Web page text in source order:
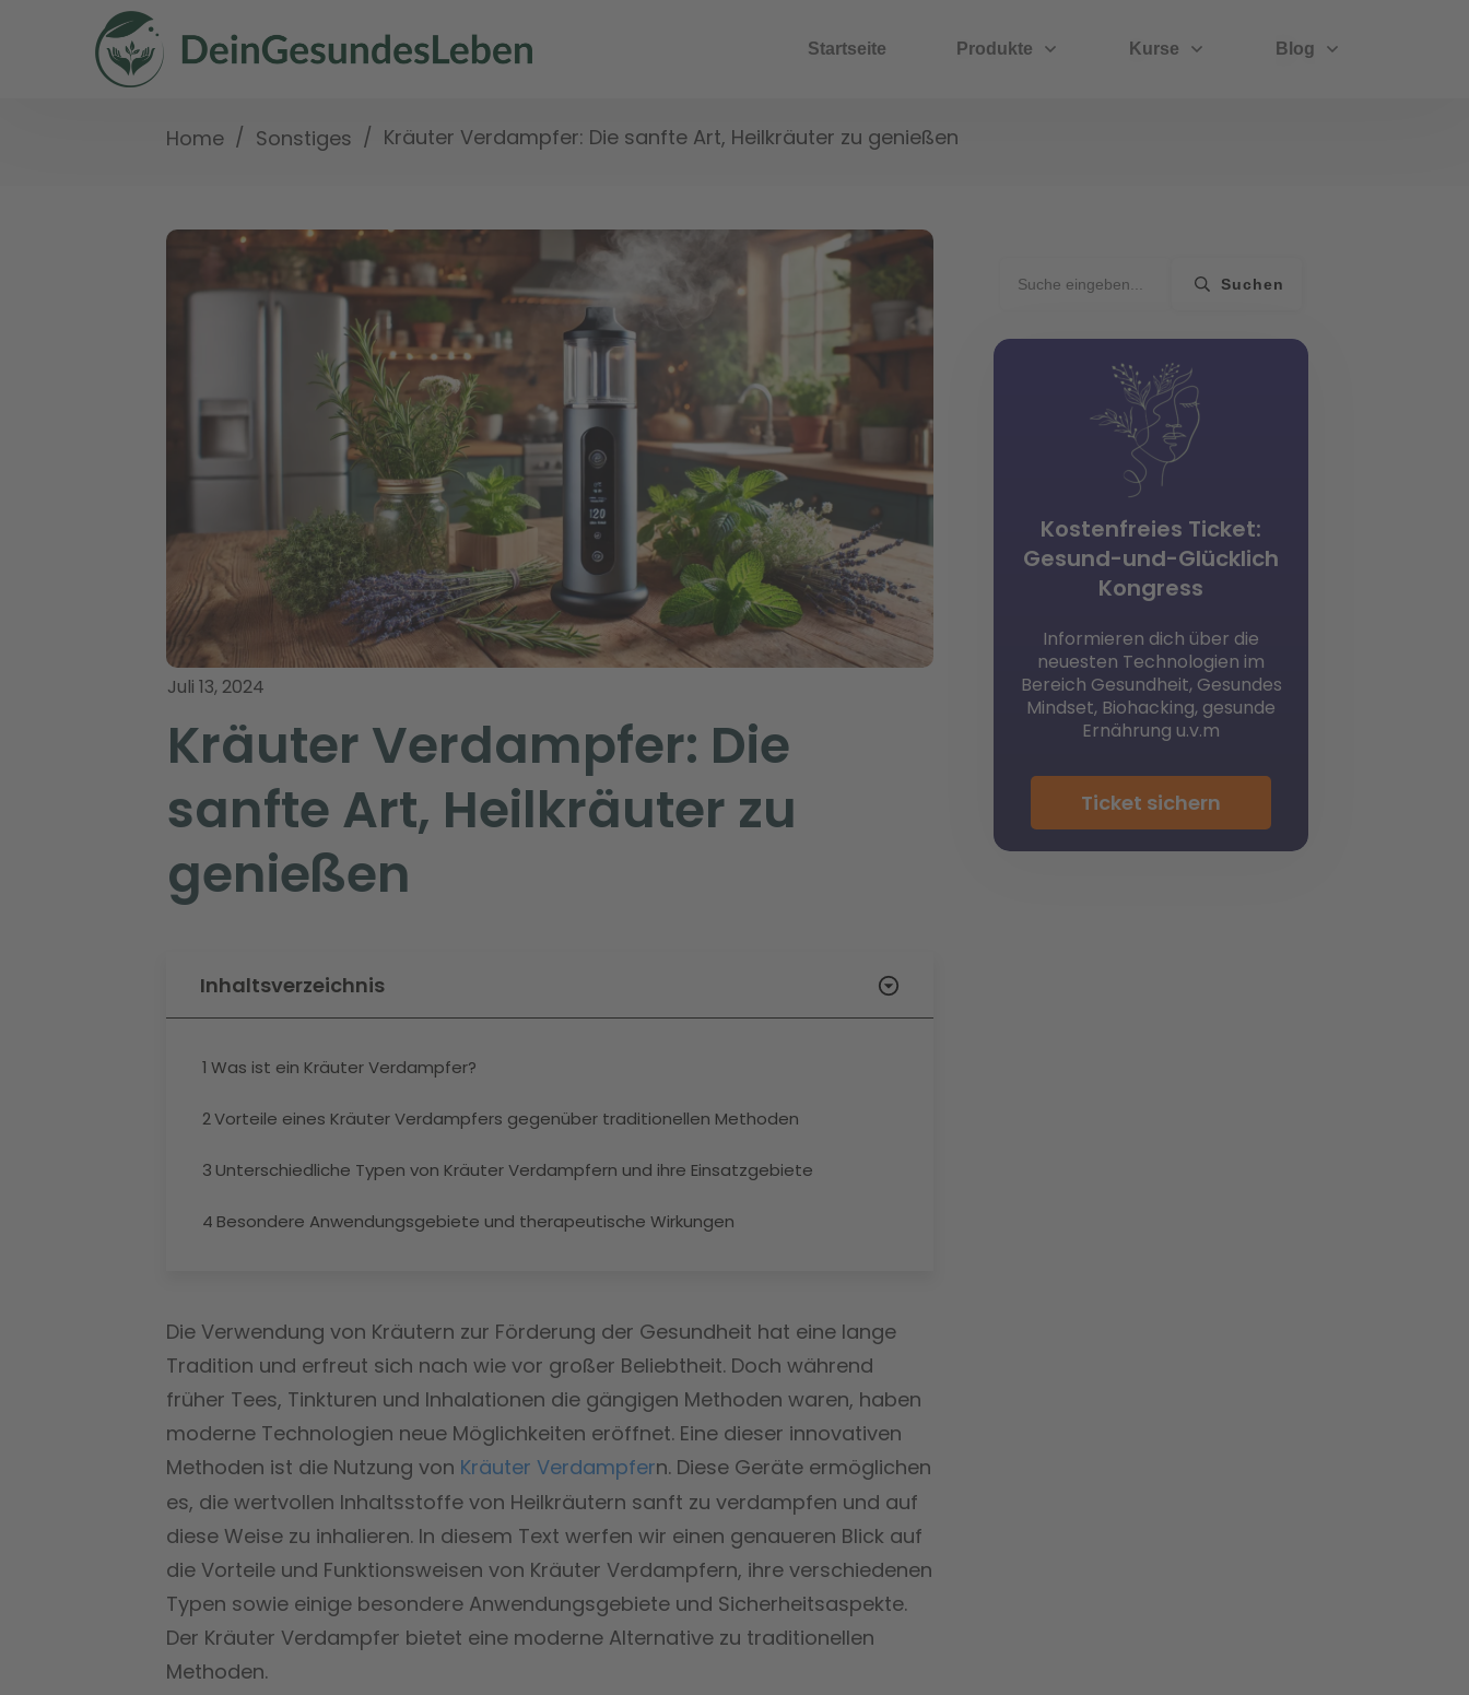
Startseite Produkte Kurse Blog
Home / Sonstiges / Kräuter Verdampfer: Die sanfte Art, Heilkräuter zu genießen
Juli 13, 2024
Kräuter Verdampfer: Die
sanfte Art, Heilkräuter zu
genießen
Inhaltsverzeichnis
1 Was ist ein Kräuter Verdampfer?
2Vorteile eines Kräuter Verdampfers gegenüber traditionellen Methoden
3 Unterschiedliche Typen von Kräuter Verdampfern und ihre Einsatzgebiete
4 Besondere Anwendungsgebiete und therapeutische Wirkungen
Die Verwendung von Kräutern zur Förderung der Gesundheit hat eine lange
Tradition und erfreut sich nach wie vor großer Beliebtheit. Doch während
früher Tees, Tinkturen und Inhalationen die gängigen Methoden waren, haben
moderne Technologien neue Möglichkeiten eröffnet. Eine dieser innovativen
Methoden ist die Nutzung von Kräuter Verdampfern. Diese Geräte ermöglichen
es, die wertvollen Inhaltsstoffe von Heilkräutern sanft zu verdampfen und auf
diese Weise zu inhalieren. In diesem Text werfen wir einen genaueren Blick auf
die Vorteile und Funktionsweisen von Kräuter Verdampfern, ihre verschiedenen
Typen sowie einige besondere Anwendungsgebiete und Sicherheitsaspekte.
Der Kräuter Verdampfer bietet eine moderne Alternative zu traditionellen
Methoden.
Suchen
Kostenfreies Ticket:
Gesund-und-Glücklich
Kongress
Informieren dich über die
neuesten Technologien im
Bereich Gesundheit, Gesundes
Mindset, Biohacking, gesunde
Ernährung u.v.m
Ticket sichern